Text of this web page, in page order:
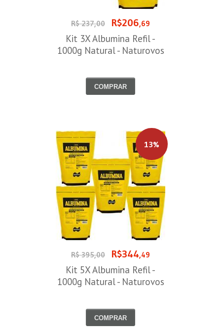
R$ 237,00 R$206,69
Kit 3X Albumina Refil -
1000g Natural - Naturovos
COMPRAR
13%
R$ 395,00 R$344,49
Kit 5X Albumina Refil -
1000g Natural - Naturovos
COMPRAR